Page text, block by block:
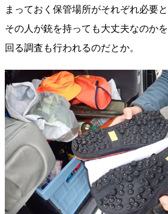
まっておく保管場所がそれぞれ必要
その人が銃を持っても大丈夫なのか
回る調査も行われるのだとか。